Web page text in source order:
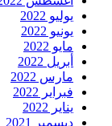
يوليو 2022
يونيو 2022
مايو 2022
أبريل 2022
مارس 2022
فبراير 2022
يناير 2022
ديسمبر 2021